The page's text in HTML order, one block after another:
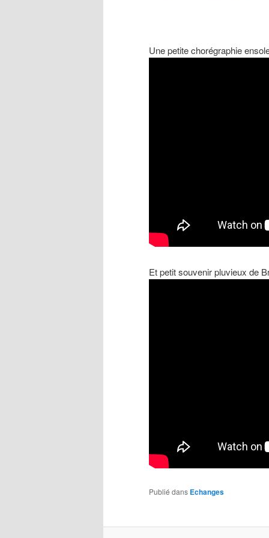
Une petite chorégraphie
Et petit souvenir pluvieux de
Publié dans Echanges